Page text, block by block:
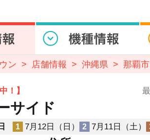
ン 店舗情報 沖縄県 那覇市
！】
サイド
1 7月12日（日） 2 7月11日（土）